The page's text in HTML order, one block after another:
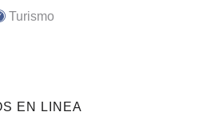
Turismo
EN LINEA